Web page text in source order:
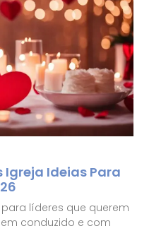
Ideias Para
líderes que querem
conduzido e com